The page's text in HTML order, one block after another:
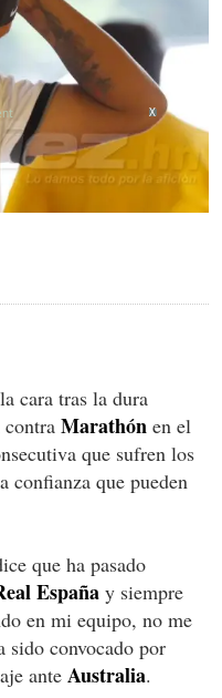
X
cara tras la dura
Marathón en el
que sufren los
confianza que pueden
que ha pasado
España y siempre
en mi equipo, no me
sido convocado por
ante Australia.